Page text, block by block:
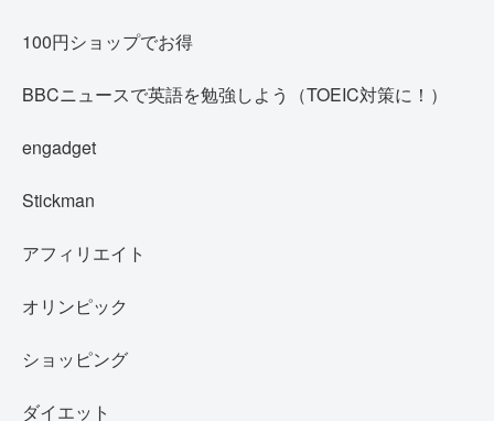
100円ショップでお得
BBCニュースで英語を勉強しよう（TOEIC対策に！）
engadget
Stickman
アフィリエイト
オリンピック
ショッピング
ダイエット